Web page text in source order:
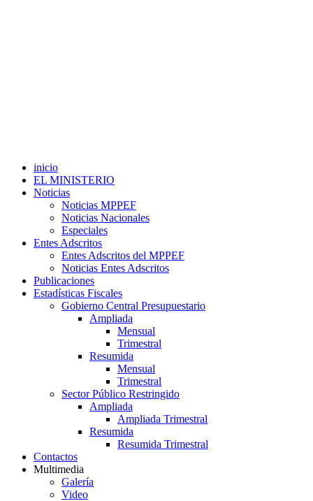
inicio
EL MINISTERIO
Noticias
Noticias MPPEF
Noticias Nacionales
Especiales
Entes Adscritos
Entes Adscritos del MPPEF
Noticias Entes Adscritos
Publicaciones
Estadísticas Fiscales
Gobierno Central Presupuestario
Ampliada
Mensual
Trimestral
Resumida
Mensual
Trimestral
Sector Público Restringido
Ampliada
Ampliada Trimestral
Resumida
Resumida Trimestral
Contactos
Multimedia
Galería
Video